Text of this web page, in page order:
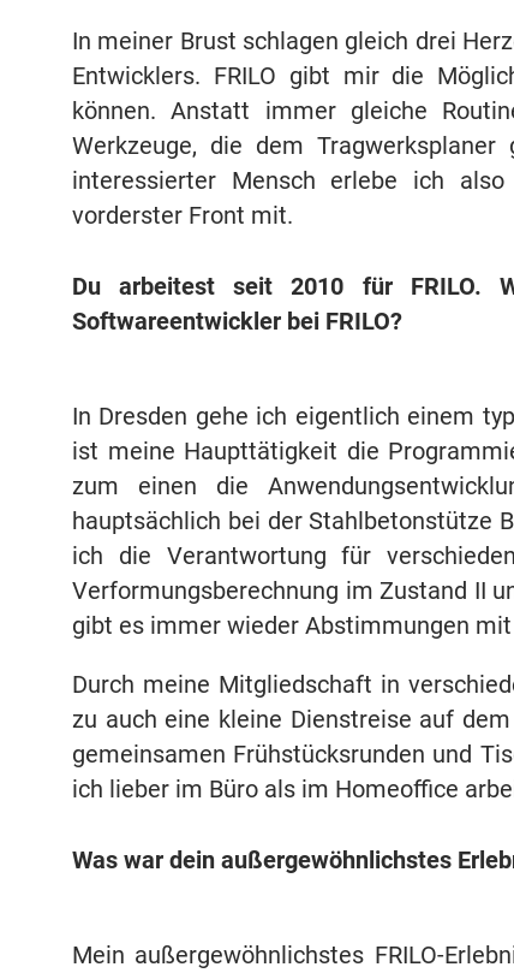
In meiner Brust schlagen gleich drei
Entwicklers. FRILO gibt mir die
können. Anstatt immer gleiche
Werkzeuge, die dem
interessierter Mensch erlebe ich
vorderster Front mit.
Du arbeitest seit 2010 für FRILO.
Softwareentwickler bei FRILO?
In Dresden gehe ich eigentlich einem
ist meine Haupttätigkeit die
zum einen die
hauptsächlich bei der Stahlbetonstütze
ich die Verantwortung für
Verformungsberechnung im Zustand II
gibt es immer wieder Abstimmungen
Durch meine Mitgliedschaft in
zu auch eine kleine Dienstreise auf
gemeinsamen Frühstücksrunden und
ich lieber im Büro als im Homeoffice
Was war dein außergewöhnlichstes
Mein außergewöhnlichstes FRILO-